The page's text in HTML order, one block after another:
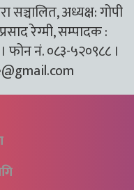
सञ्चालित, अध्यक्ष: गोपी
रेग्मी, सम्पादक :
फोन नं. ०८३-५२०९८८ ।